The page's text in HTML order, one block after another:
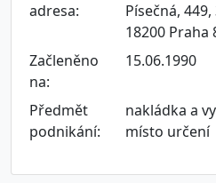
adresa:
Písečná,
18200 Praha
Začleněno
na:
15.06.1990
Předmět
podnikání:
nakládka a
místo určení